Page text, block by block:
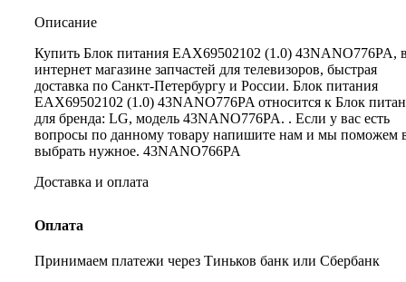
Описание
Купить Блок питания EAX69502102 (1.0) 43NANO776PA,
интернет магазине запчастей для телевизоров, быстрая
доставка по Санкт-Петербургу и России. Блок питания
EAX69502102 (1.0) 43NANO776PA относится к Блок
для бренда: LG, модель 43NANO776PA. . Если у вас есть
вопросы по данному товару напишите нам и мы поможем
выбрать нужное. 43NANO766PA
Доставка и оплата
Оплата
Принимаем платежи через Тиньков банк или Сбербанк